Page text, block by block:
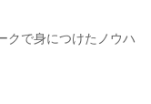
クで身につけたノウハ